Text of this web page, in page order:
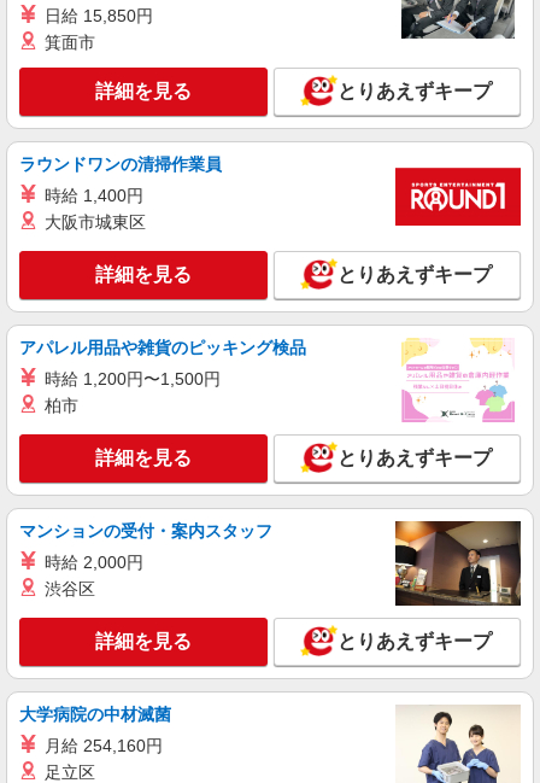
日給 15,850円
箕面市
詳細を見る とりあえずキープ
ラウンドワンの清掃作業員
時給 1,400円
大阪市城東区
詳細を見る とりあえずキープ
アパレル用品や雑貨のピッキング検品
時給 1,200円〜1,500円
柏市
詳細を見る とりあえずキープ
マンションの受付・案内スタッフ
時給 2,000円
渋谷区
詳細を見る とりあえずキープ
大学病院の中材滅菌
月給 254,160円
足立区